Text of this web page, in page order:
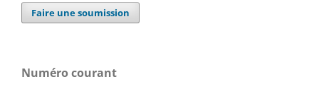
Faire une soumission
Numéro courant